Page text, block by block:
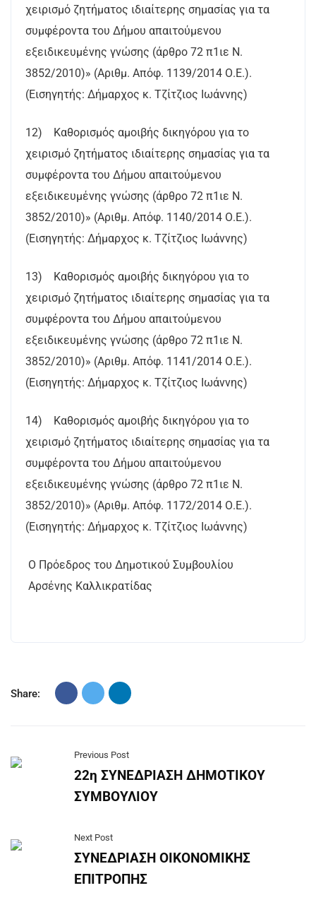
χειρισμό ζητήματος ιδιαίτερης σημασίας για τα
συμφέροντα του Δήμου απαιτούμενου
εξειδικευμένης γνώσης (άρθρο 72 π1ιε Ν.
3852/2010)» (Αριθμ. Απόφ. 1139/2014 Ο.Ε.).
(Εισηγητής: Δήμαρχος κ. Τζίτζιος Ιωάννης)
12) Καθορισμός αμοιβής δικηγόρου για το
χειρισμό ζητήματος ιδιαίτερης σημασίας για τα
συμφέροντα του Δήμου απαιτούμενου
εξειδικευμένης γνώσης (άρθρο 72 π1ιε Ν.
3852/2010)» (Αριθμ. Απόφ. 1140/2014 Ο.Ε.).
(Εισηγητής: Δήμαρχος κ. Τζίτζιος Ιωάννης)
13) Καθορισμός αμοιβής δικηγόρου για το
χειρισμό ζητήματος ιδιαίτερης σημασίας για τα
συμφέροντα του Δήμου απαιτούμενου
εξειδικευμένης γνώσης (άρθρο 72 π1ιε Ν.
3852/2010)» (Αριθμ. Απόφ. 1141/2014 Ο.Ε.).
(Εισηγητής: Δήμαρχος κ. Τζίτζιος Ιωάννης)
14) Καθορισμός αμοιβής δικηγόρου για το
χειρισμό ζητήματος ιδιαίτερης σημασίας για τα
συμφέροντα του Δήμου απαιτούμενου
εξειδικευμένης γνώσης (άρθρο 72 π1ιε Ν.
3852/2010)» (Αριθμ. Απόφ. 1172/2014 Ο.Ε.).
(Εισηγητής: Δήμαρχος κ. Τζίτζιος Ιωάννης)
Ο Πρόεδρος του Δημοτικού Συμβουλίου
Αρσένης Καλλικρατίδας
Share:
Previous Post
22η ΣΥΝΕΔΡΙΑΣΗ ΔΗΜΟΤΙΚΟΥ
ΣΥΜΒΟΥΛΙΟΥ
Next Post
ΣΥΝΕΔΡΙΑΣΗ ΟΙΚΟΝΟΜΙΚΗΣ
ΕΠΙΤΡΟΠΗΣ